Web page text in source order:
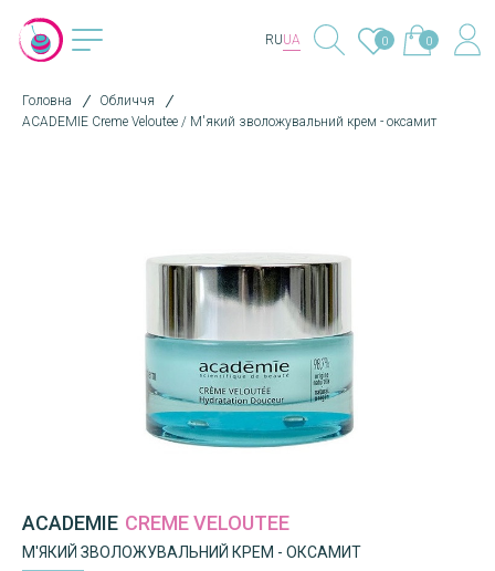
RUUA 0 0
Головна
Обличчя
ACADEMIE Creme Veloutee / М'який зволожувальний крем - оксамит
ACADEMIE CREME VELOUTEE
М'ЯКИЙ ЗВОЛОЖУВАЛЬНИЙ КРЕМ - ОКСАМИТ